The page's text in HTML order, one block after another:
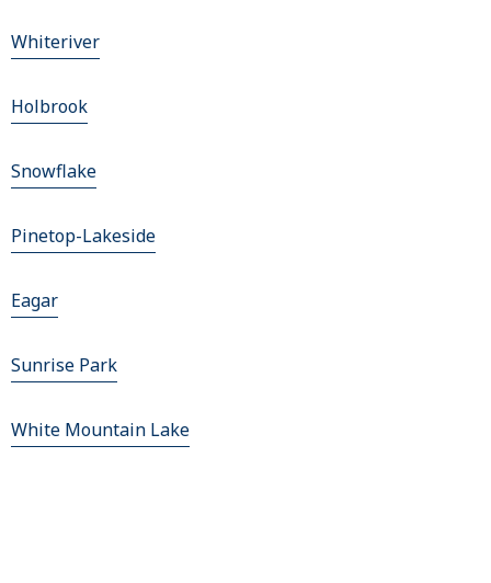
Whiteriver
Holbrook
Snowflake
Pinetop-Lakeside
Eagar
Sunrise Park
White Mountain Lake